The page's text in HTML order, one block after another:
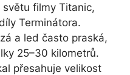
filmy Titanic,
Terminátora.
a led často praská,
25–30 kilometrů.
přesahuje velikost